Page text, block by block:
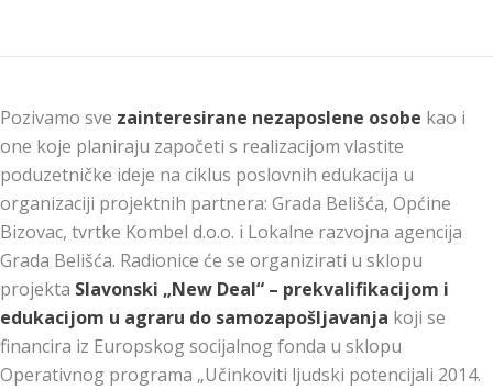
Pozivamo sve zainteresirane nezaposlene osobe kao i
one koje planiraju započeti s realizacijom vlastite
poduzetničke ideje na ciklus poslovnih edukacija u
organizaciji projektnih partnera: Grada Belišća, Općine
Bizovac, tvrtke Kombel d.o.o. i Lokalne razvojna agencija
Grada Belišća. Radionice će se organizirati u sklopu
projekta Slavonski „New Deal“ – prekvalifikacijom i
edukacijom u agraru do samozapošljavanja koji se
financira iz Europskog socijalnog fonda u sklopu
Operativnog programa „Učinkoviti ljudski potencijali 2014.